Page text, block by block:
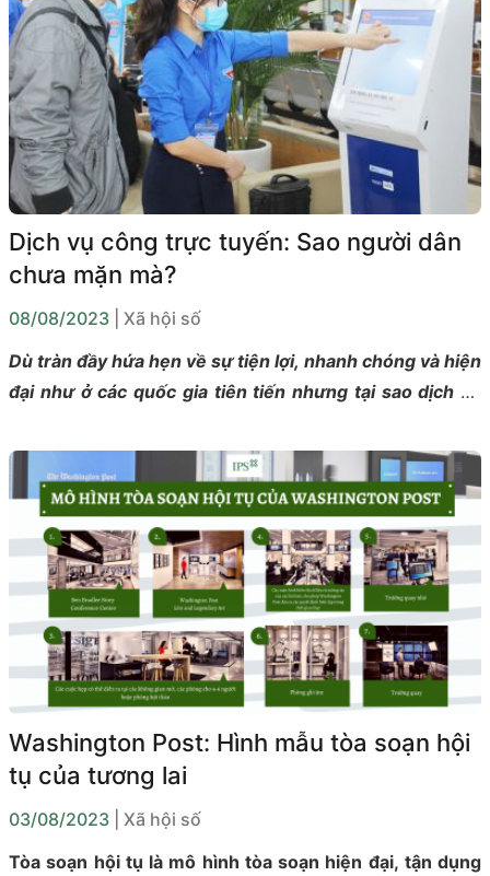
Dịch vụ công trực tuyến: Sao người dân
chưa mặn mà?
08/08/2023
| Xã hội số
Dù tràn đầy hứa hẹn về sự tiện lợi, nhanh chóng và hiện
đại như ở các quốc gia tiên tiến nhưng tại sao dịch vụ
quà ít người đón nhận?
Washington Post: Hình mẫu tòa soạn hội
tụ của tương lai
03/08/2023
| Xã hội số
Tòa soạn hội tụ là mô hình tòa soạn hiện đại, tận dụng